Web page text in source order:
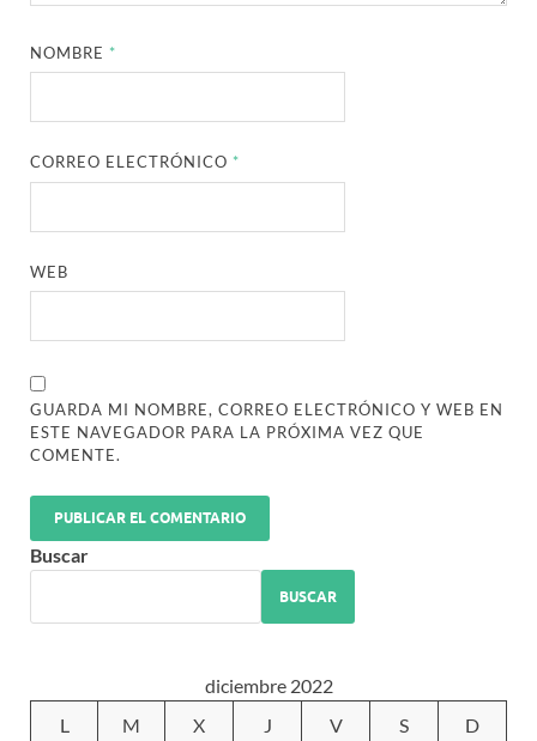
NOMBRE *
CORREO ELECTRÓNICO *
WEB
GUARDA MI NOMBRE, CORREO ELECTRÓNICO Y WEB EN
ESTE NAVEGADOR PARA LA PRÓXIMA VEZ QUE
COMENTE.
Buscar
BUSCAR
diciembre 2022
L
M X J V S D